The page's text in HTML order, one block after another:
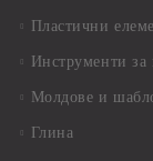
Пластични
Инструменти за
Молдове и
Глина